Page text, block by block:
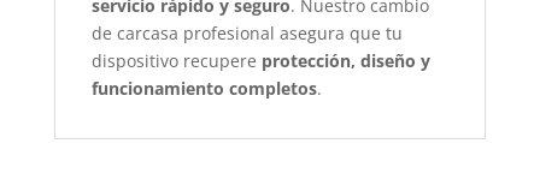
servicio rápido y seguro. Nuestro cambio
de carcasa profesional asegura que tu
dispositivo recupere protección, diseño y
funcionamiento completos.